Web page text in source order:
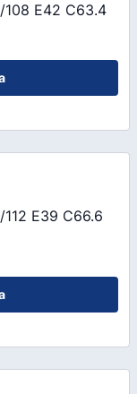
E42 C63.4
E39 C66.6